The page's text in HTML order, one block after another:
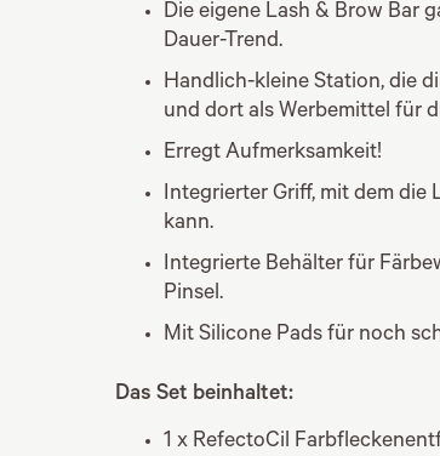
Die eigene Lash & Brow Bar
Dauer-Trend.
Handlich-kleine Station, die
und dort als Werbemittel für
Erregt Aufmerksamkeit!
Integrierter Griff, mit dem die
kann.
Integrierte Behälter für
Pinsel.
Mit Silicone Pads für noch
Das Set beinhaltet:
1 x RefectoCil